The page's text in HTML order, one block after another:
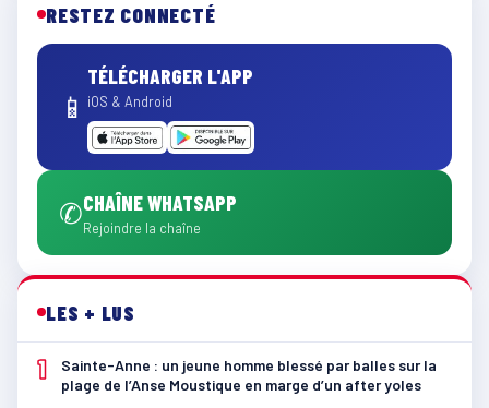
RESTEZ CONNECTÉ
📱
TÉLÉCHARGER L'APP
iOS & Android
✆CHAÎNE WHATSAPP
Rejoindre la chaîne
LES + LUS
1
Sainte-Anne : un jeune homme blessé par balles sur la
plage de l’Anse Moustique en marge d’un after yoles